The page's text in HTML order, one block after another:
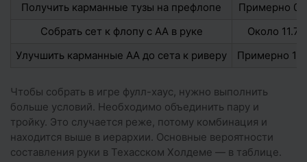
Получить карманные тузы на префлопе
Примерно
Собрать сет к флопу с AA в руке
Около
Улучшить карманные AA до сета к риверу
Примерно
Чтобы собрать в игре фулл-хаус, нужно выполнить
больше условий. Необходимо объединить пару и
тройку. Это случается реже, потому комбинация и
находится выше в иерархии. Основные вероятности
составления руки в Техасском Холдеме — в таблице.